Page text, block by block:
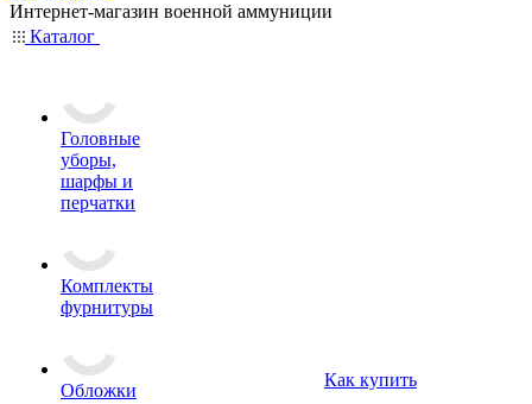
Интернет-магазин военной аммуниции
Каталог
Головные
уборы,
шарфы и
перчатки
Комплекты
фурнитуры
Обложки
Как купить